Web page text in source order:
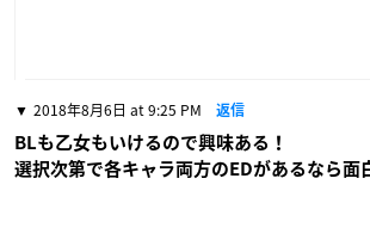
2018年8月6日 at 9:25 PM 返信
BLも乙女もいけるので興味ある！
選択次第で各キャラ両方のEDがあるなら面